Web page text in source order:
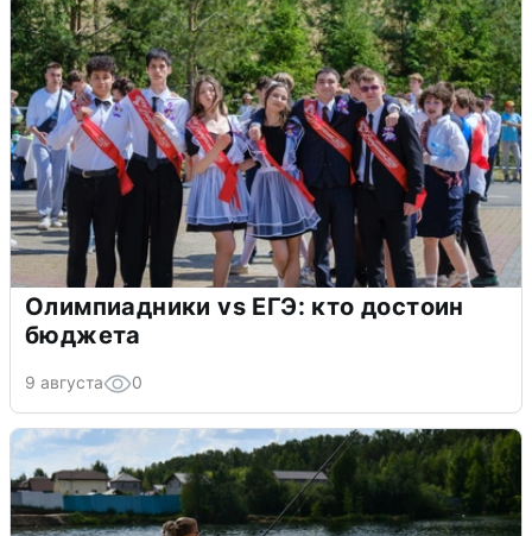
Олимпиадники vs ЕГЭ: кто достоин
бюджета
9 августа 0